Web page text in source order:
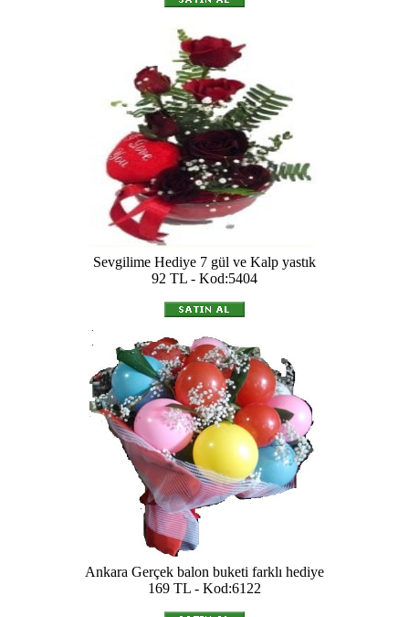
Sevgilime Hediye 7 gül ve Kalp yastık
92 TL - Kod:5404
Ankara Gerçek balon buketi farklı hediye
169 TL - Kod:6122